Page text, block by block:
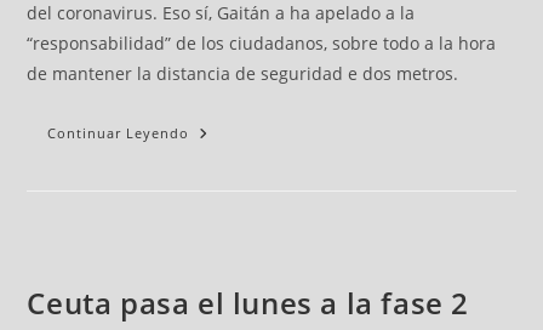
del coronavirus. Eso sí, Gaitán a ha apelado a la
“responsabilidad” de los ciudadanos, sobre todo a la hora
de mantener la distancia de seguridad e dos metros.
Continuar Leyendo
Ceuta pasa el lunes a la fase 2